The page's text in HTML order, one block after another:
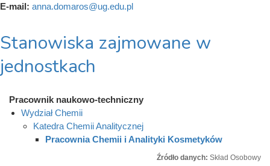
E-mail: anna.domaros@ug.edu.pl
Stanowiska zajmowane w
jednostkach
Pracownik naukowo-techniczny
Wydział Chemii
Katedra Chemii Analitycznej
Pracownia Chemii i Analityki Kosmetyków
Źródło danych: Skład Osobowy